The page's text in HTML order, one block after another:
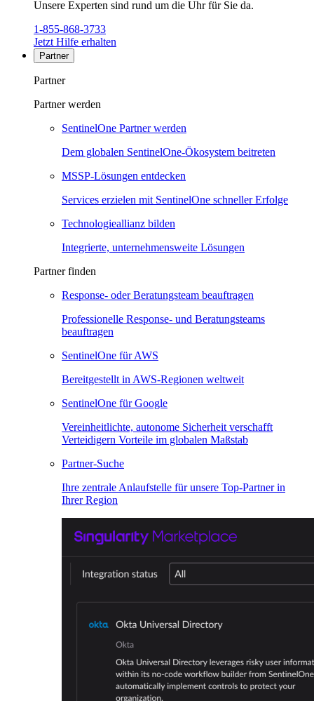
Unsere Experten sind rund um die Uhr für Sie da.
1-855-868-3733
Jetzt Hilfe erhalten
Partner
Partner
Partner werden
SentinelOne Partner werden
Dem globalen SentinelOne-Ökosystem beitreten
MSSP-Lösungen entdecken
Services erzielen mit SentinelOne schneller Erfolge
Technologieallianz bilden
Integrierte, unternehmensweite Lösungen
Partner finden
Response- oder Beratungsteam beauftragen
Professionelle Response- und Beratungsteams
beauftragen
SentinelOne für AWS
Bereitgestellt in AWS-Regionen weltweit
SentinelOne für Google
Vereinheitlichte, autonome Sicherheit verschafft
Verteidigern Vorteile im globalen Maßstab
Partner-Suche
Ihre zentrale Anlaufstelle für unsere Top-Partner in
Ihrer Region